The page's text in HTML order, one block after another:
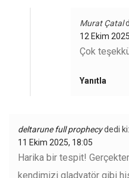
Murat Çatal
12 Ekim
Çok
Yanıtla
deltarune full prophecydedi ki:
11 Ekim 2025, 18:05
Harika bir tespit!
kendimizi gladyatör gibi